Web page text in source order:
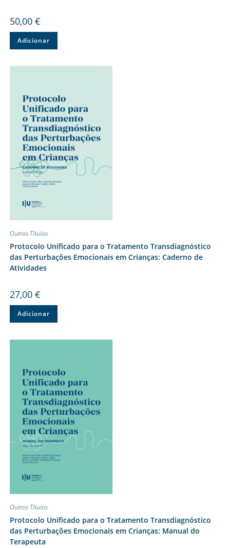
50,00 €
Adicionar
Outros Títulos
Protocolo Unificado para o Tratamento Transdiagnóstico
das Perturbações Emocionais em Crianças: Caderno de
Atividades
27,00 €
Adicionar
Outros Títulos
Protocolo Unificado para o Tratamento Transdiagnóstico
das Perturbações Emocionais em Crianças: Manual do
Terapeuta